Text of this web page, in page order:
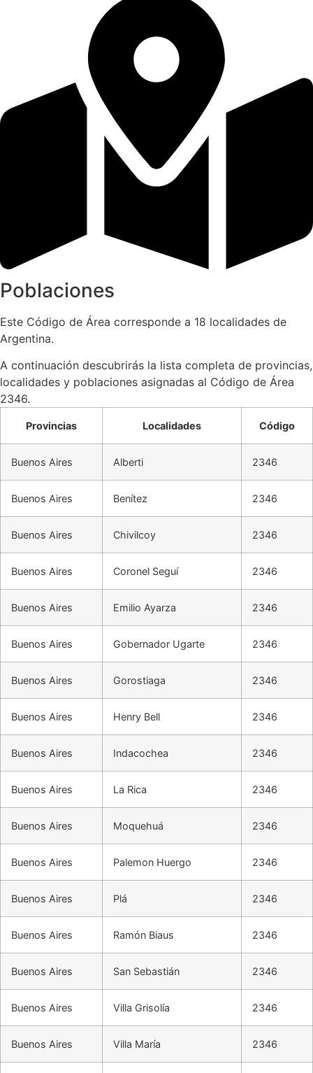
Poblaciones
Este Código de Área corresponde a 18 localidades de
Argentina.
A continuación descubrirás la lista completa de provincias,
localidades y poblaciones asignadas al Código de Área
2346.
Provincias Localidades Código
Buenos Aires Alberti 2346
Buenos Aires Benítez 2346
Buenos Aires Chivilcoy 2346
Buenos Aires Coronel Seguí 2346
Buenos Aires Emilio Ayarza 2346
Buenos Aires Gobernador Ugarte 2346
Buenos Aires Gorostiaga 2346
Buenos Aires Henry Bell 2346
Buenos Aires Indacochea 2346
Buenos Aires La Rica 2346
Buenos Aires Moquehuá 2346
Buenos Aires Palemon Huergo 2346
Buenos Aires Plá 2346
Buenos Aires Ramón Biaus 2346
Buenos Aires San Sebastián 2346
Buenos Aires Villa Grisolía 2346
Buenos Aires Villa María 2346